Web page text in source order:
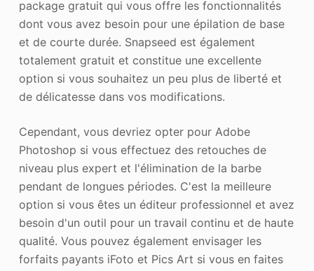
package gratuit qui vous offre les fonctionnalités
dont vous avez besoin pour une épilation de base
et de courte durée. Snapseed est également
totalement gratuit et constitue une excellente
option si vous souhaitez un peu plus de liberté et
de délicatesse dans vos modifications.
Cependant, vous devriez opter pour Adobe
Photoshop si vous effectuez des retouches de
niveau plus expert et l'élimination de la barbe
pendant de longues périodes. C'est la meilleure
option si vous êtes un éditeur professionnel et avez
besoin d'un outil pour un travail continu et de haute
qualité. Vous pouvez également envisager les
forfaits payants iFoto et Pics Art si vous en faites